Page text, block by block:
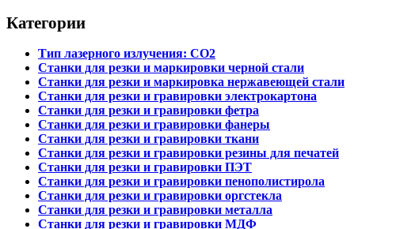
Категории
Тип лазерного излучения: СО2
Станки для резки и маркировки черной стали
Станки для резки и маркировка нержавеющей стали
Станки для резки и гравировки электрокартона
Станки для резки и гравировки фетра
Станки для резки и гравировки фанеры
Станки для резки и гравировки ткани
Станки для резки и гравировки резины для печатей
Станки для резки и гравировки ПЭТ
Станки для резки и гравировки пенополистирола
Станки для резки и гравировки оргстекла
Станки для резки и гравировки металла
Станки для резки и гравировки МДФ